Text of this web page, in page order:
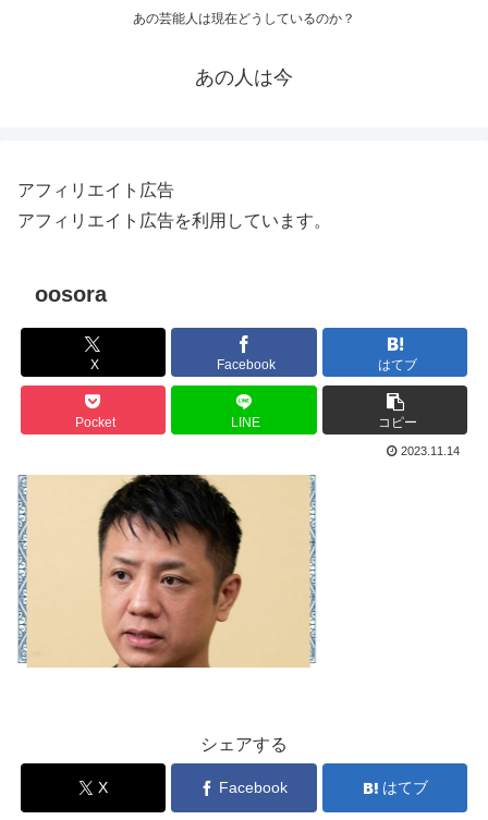
あの芸能人は現在どうしているのか？
あの人は今
アフィリエイト広告
アフィリエイト広告を利用しています。
oosora
X Facebook はてブ
Pocket LINE コピー
2023.11.14
シェアする
X Facebook はてブ